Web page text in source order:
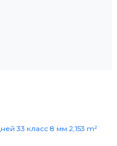
33 класс 8 мм 2,153 m²